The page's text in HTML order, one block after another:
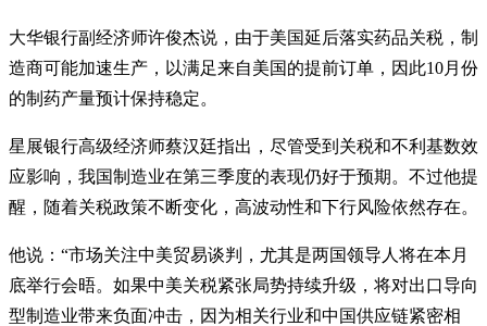
大华银行副经济师许俊杰说，由于美国延后落实药品关税，制
造商可能加速生产，以满足来自美国的提前订单，因此10月份
的制药产量预计保持稳定。
星展银行高级经济师蔡汉廷指出，尽管受到关税和不利基数效
应影响，我国制造业在第三季度的表现仍好于预期。不过他提
醒，随着关税政策不断变化，高波动性和下行风险依然存在。
他说：“市场关注中美贸易谈判，尤其是两国领导人将在本月
底举行会晤。如果中美关税紧张局势持续升级，将对出口导向
型制造业带来负面冲击，因为相关行业和中国供应链紧密相